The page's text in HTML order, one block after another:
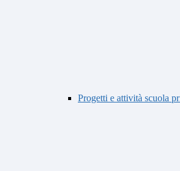
Progetti e attività scuola